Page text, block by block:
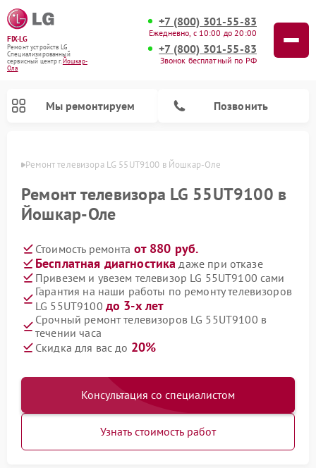
FIX-LG
Ремонт устройств LG
Специализированный
cервисный центр г.Йошкар-
Ола
+7 (800) 301-55-83
Ежедневно, с 10:00 до 20:00
+7 (800) 301-55-83
Звонок бесплатный по РФ
Мы ремонтируем Позвонить
Оле Ремонт телевизора LG 55UT9100 в Йошкар-Оле
Ремонт телевизора LG 55UT9100 в
Йошкар-Оле
Стоимость ремонта от 880 руб.
Бесплатная диагностика даже при отказе
Привезем и увезем телевизор LG 55UT9100 сами
Гарантия на наши работы по ремонту телевизоров
LG 55UT9100 до 3-х лет
Срочный ремонт телевизоров LG 55UT9100 в
течении часа
Скидка для вас до 20%
Консультация со специалистом
Узнать стоимость работ